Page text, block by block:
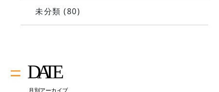
未分類 (80)